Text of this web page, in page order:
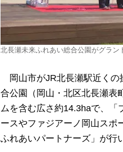
北長瀬未来ふれあい総合公園がグラ
岡山市がJR北長瀬駅近くの
合公園（岡山・北区北長瀬表
ムを含む広さ約14.3haで、「
ースやファジアーノ岡山スポ
ふれあいパートナーズ」が行